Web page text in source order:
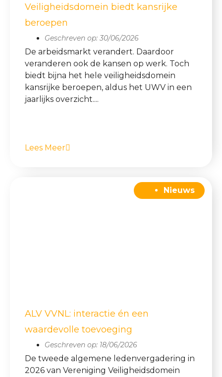
Veiligheidsdomein biedt kansrijke
beroepen
Geschreven op: 30/06/2026
De arbeidsmarkt verandert. Daardoor
veranderen ook de kansen op werk. Toch
biedt bijna het hele veiligheidsdomein
kansrijke beroepen, aldus het UWV in een
jaarlijks overzicht....
Lees Meer
Nieuws
ALV VVNL: interactie én een
waardevolle toevoeging
Geschreven op: 18/06/2026
De tweede algemene ledenvergadering in
2026 van Vereniging Veiligheidsdomein